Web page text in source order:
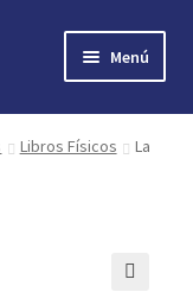
Menú
Libros Físicos
La